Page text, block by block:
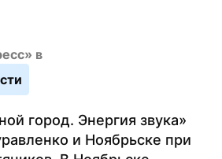
в
город. Энергия звука»
и Ноябрьске при